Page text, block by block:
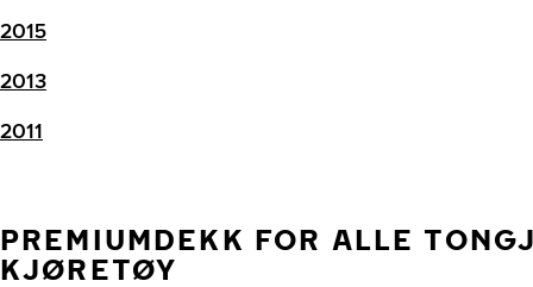
2015
2013
2011
PREMIUMDEKK FOR ALLE
KJØRETØY